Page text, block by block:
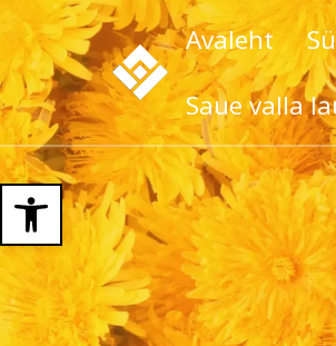
Open toolbar
Avaleht
Saue valla